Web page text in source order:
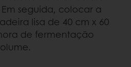
seguida, colocar a
lisa de 40 cm x 60
de fermentação